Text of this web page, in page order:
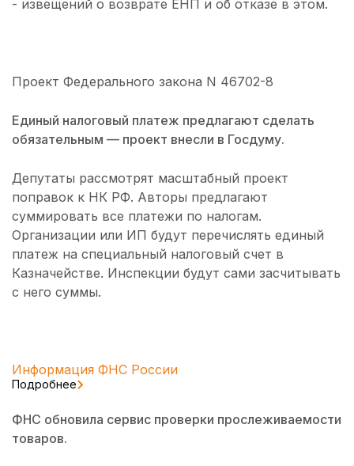
- извещений о возврате ЕНП и об отказе в этом.
Проект Федерального закона N 46702-8
Единый налоговый платеж предлагают сделать
обязательным — проект внесли в Госдуму.
Депутаты рассмотрят масштабный проект
поправок к НК РФ. Авторы предлагают
суммировать все платежи по налогам.
Организации или ИП будут перечислять единый
платеж на специальный налоговый счет в
Казначействе. Инспекции будут сами засчитывать
с него суммы.
Информация ФНС России
Подробнее
ФНС обновила сервис проверки прослеживаемости
товаров.